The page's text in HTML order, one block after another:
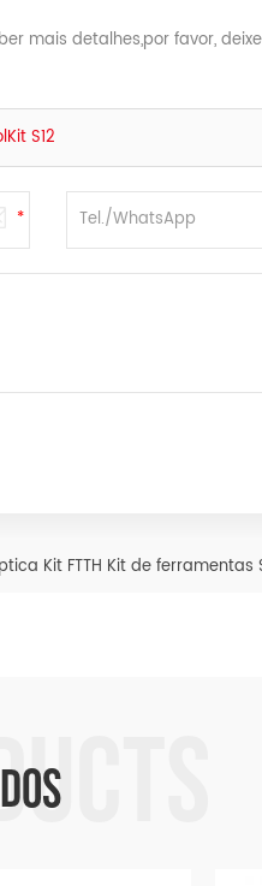
mais detalhes,por favor,
S12
Kit FTTH Kit de ferramentas